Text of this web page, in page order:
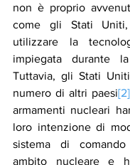
non è proprio
come gli Stati
utilizzare la
impiegata durante
Tuttavia, gli Stati
numero di altri paesi[2]
armamenti nucleari
loro intenzione di
sistema di
ambito nucleare e